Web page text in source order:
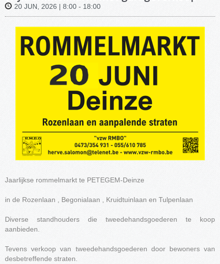
20 JUN, 2026 | 8:00 - 18:00
Jaarlijkse rommelmarkt te PETEGEM-Deinze
in de Rozenlaan , Begonialaan , Kruidtuinlaan en Tulpenlaan
Diverse standhouders die tweedehandsgoederen te koop
aanbieden.
Tevens verkoop van tweedehandsgoederen door bewoners van
desbetreffende straten.